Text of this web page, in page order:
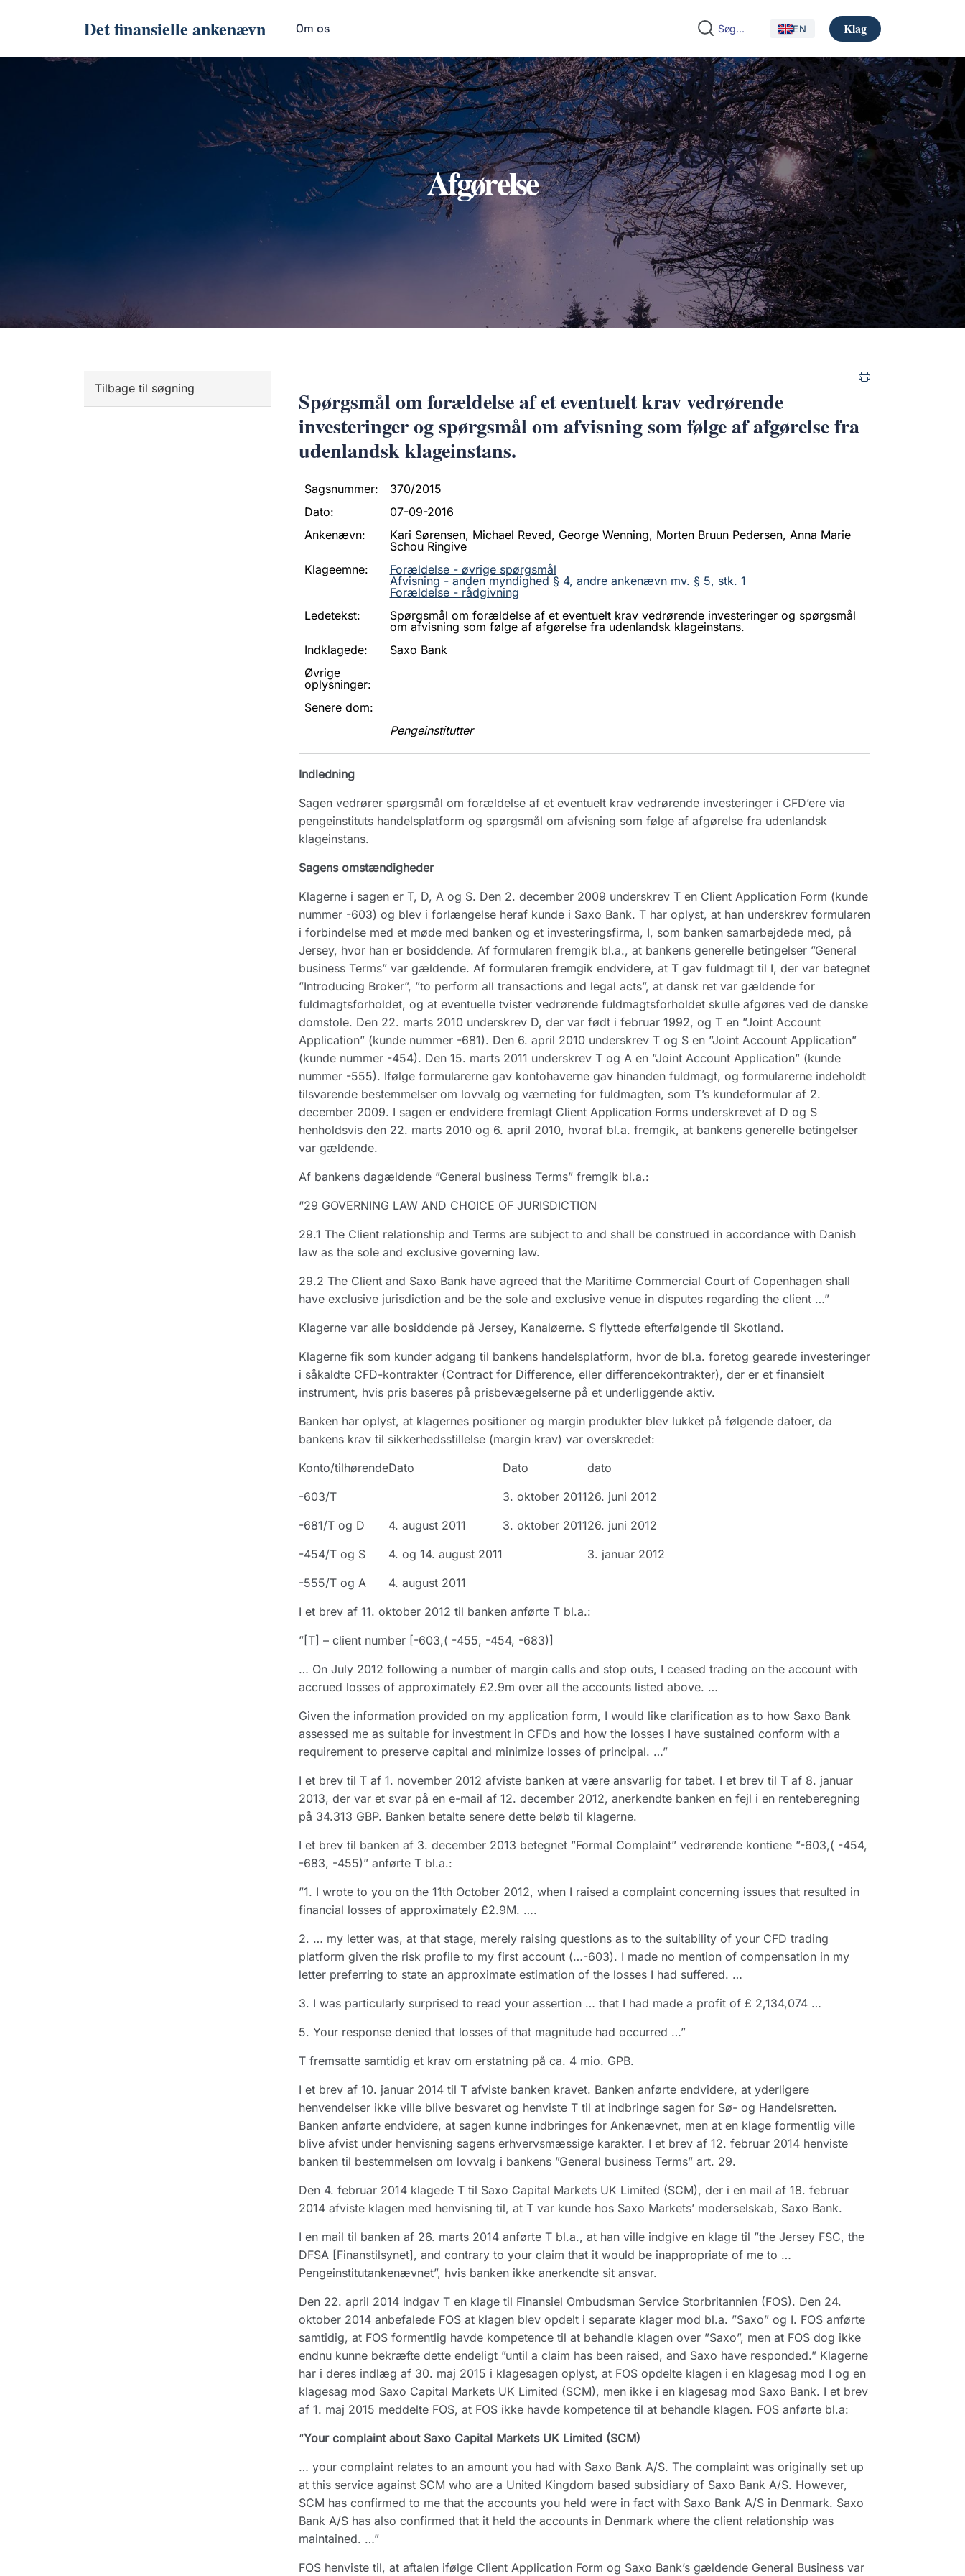
Det finansielle ankenævn Om os EN Klag
Afgørelse
Tilbage til søgning
Spørgsmål om forældelse af et eventuelt krav vedrørende
investeringer og spørgsmål om afvisning som følge af afgørelse fra
udenlandsk klageinstans.
Sagsnummer:
370/2015
Dato:
07-09-2016
Ankenævn:
Kari Sørensen, Michael Reved, George Wenning, Morten Bruun Pedersen, Anna Marie
Schou Ringive
Klageemne:
Forældelse - øvrige spørgsmål
Afvisning - anden myndighed § 4, andre ankenævn mv. § 5, stk. 1
Forældelse - rådgivning
Ledetekst:
Spørgsmål om forældelse af et eventuelt krav vedrørende investeringer og spørgsmål
om afvisning som følge af afgørelse fra udenlandsk klageinstans.
Indklagede:
Saxo Bank
Øvrige
oplysninger:
Senere dom:
Pengeinstitutter
Indledning
Sagen vedrører spørgsmål om forældelse af et eventuelt krav vedrørende investeringer i CFD’ere via
pengeinstituts handelsplatform og spørgsmål om afvisning som følge af afgørelse fra udenlandsk
klageinstans.
Sagens omstændigheder
Klagerne i sagen er T, D, A og S. Den 2. december 2009 underskrev T en Client Application Form (kunde
nummer -603) og blev i forlængelse heraf kunde i Saxo Bank. T har oplyst, at han underskrev formularen
i forbindelse med et møde med banken og et investeringsfirma, I, som banken samarbejdede med, på
Jersey, hvor han er bosiddende. Af formularen fremgik bl.a., at bankens generelle betingelser ”General
business Terms” var gældende. Af formularen fremgik endvidere, at T gav fuldmagt til I, der var betegnet
”Introducing Broker”, ”to perform all transactions and legal acts”, at dansk ret var gældende for
fuldmagtsforholdet, og at eventuelle tvister vedrørende fuldmagtsforholdet skulle afgøres ved de danske
domstole. Den 22. marts 2010 underskrev D, der var født i februar 1992, og T en ”Joint Account
Application” (kunde nummer -681). Den 6. april 2010 underskrev T og S en ”Joint Account Application”
(kunde nummer -454). Den 15. marts 2011 underskrev T og A en ”Joint Account Application” (kunde
nummer -555). Ifølge formularerne gav kontohaverne gav hinanden fuldmagt, og formularerne indeholdt
tilsvarende bestemmelser om lovvalg og værneting for fuldmagten, som T’s kundeformular af 2.
december 2009. I sagen er endvidere fremlagt Client Application Forms underskrevet af D og S
henholdsvis den 22. marts 2010 og 6. april 2010, hvoraf bl.a. fremgik, at bankens generelle betingelser
var gældende.
Af bankens dagældende ”General business Terms” fremgik bl.a.:
“29 GOVERNING LAW AND CHOICE OF JURISDICTION
29.1 The Client relationship and Terms are subject to and shall be construed in accordance with Danish
law as the sole and exclusive governing law.
29.2 The Client and Saxo Bank have agreed that the Maritime Commercial Court of Copenhagen shall
have exclusive jurisdiction and be the sole and exclusive venue in disputes regarding the client …”
Klagerne var alle bosiddende på Jersey, Kanaløerne. S flyttede efterfølgende til Skotland.
Klagerne fik som kunder adgang til bankens handelsplatform, hvor de bl.a. foretog gearede investeringer
i såkaldte CFD-kontrakter (Contract for Difference, eller differencekontrakter), der er et finansielt
instrument, hvis pris baseres på prisbevægelserne på et underliggende aktiv.
Banken har oplyst, at klagernes positioner og margin produkter blev lukket på følgende datoer, da
bankens krav til sikkerhedsstillelse (margin krav) var overskredet:
Konto/tilhørendeDato Dato
dato
-603/T
3. oktober 201126. juni 2012
-681/T og D
4. august 2011 3. oktober 201126. juni 2012
-454/T og S
4. og 14. august 2011
3. januar 2012
-555/T og A
4. august 2011
I et brev af 11. oktober 2012 til banken anførte T bl.a.:
”[T] – client number [-603,( -455, -454, -683)]
… On July 2012 following a number of margin calls and stop outs, I ceased trading on the account with
accrued losses of approximately £2.9m over all the accounts listed above. …
Given the information provided on my application form, I would like clarification as to how Saxo Bank
assessed me as suitable for investment in CFDs and how the losses I have sustained conform with a
requirement to preserve capital and minimize losses of principal. …”
I et brev til T af 1. november 2012 afviste banken at være ansvarlig for tabet. I et brev til T af 8. januar
2013, der var et svar på en e-mail af 12. december 2012, anerkendte banken en fejl i en renteberegning
på 34.313 GBP. Banken betalte senere dette beløb til klagerne.
I et brev til banken af 3. december 2013 betegnet ”Formal Complaint” vedrørende kontiene ”-603,( -454,
-683, -455)” anførte T bl.a.:
”1. I wrote to you on the 11th October 2012, when I raised a complaint concerning issues that resulted in
financial losses of approximately £2.9M. ….
2. … my letter was, at that stage, merely raising questions as to the suitability of your CFD trading
platform given the risk profile to my first account (…-603). I made no mention of compensation in my
letter preferring to state an approximate estimation of the losses I had suffered. …
3. I was particularly surprised to read your assertion … that I had made a profit of £ 2,134,074 …
5. Your response denied that losses of that magnitude had occurred …”
T fremsatte samtidig et krav om erstatning på ca. 4 mio. GPB.
I et brev af 10. januar 2014 til T afviste banken kravet. Banken anførte endvidere, at yderligere
henvendelser ikke ville blive besvaret og henviste T til at indbringe sagen for Sø- og Handelsretten.
Banken anførte endvidere, at sagen kunne indbringes for Ankenævnet, men at en klage formentlig ville
blive afvist under henvisning sagens erhvervsmæssige karakter. I et brev af 12. februar 2014 henviste
banken til bestemmelsen om lovvalg i bankens ”General business Terms” art. 29.
Den 4. februar 2014 klagede T til Saxo Capital Markets UK Limited (SCM), der i en mail af 18. februar
2014 afviste klagen med henvisning til, at T var kunde hos Saxo Markets’ moderselskab, Saxo Bank.
I en mail til banken af 26. marts 2014 anførte T bl.a., at han ville indgive en klage til ”the Jersey FSC, the
DFSA [Finanstilsynet], and contrary to your claim that it would be inappropriate of me to …
Pengeinstitutankenævnet”, hvis banken ikke anerkendte sit ansvar.
Den 22. april 2014 indgav T en klage til Finansiel Ombudsman Service Storbritannien (FOS). Den 24.
oktober 2014 anbefalede FOS at klagen blev opdelt i separate klager mod bl.a. ”Saxo” og I. FOS anførte
samtidig, at FOS formentlig havde kompetence til at behandle klagen over ”Saxo”, men at FOS dog ikke
endnu kunne bekræfte dette endeligt ”until a claim has been raised, and Saxo have responded.” Klagerne
har i deres indlæg af 30. maj 2015 i klagesagen oplyst, at FOS opdelte klagen i en klagesag mod I og en
klagesag mod Saxo Capital Markets UK Limited (SCM), men ikke i en klagesag mod Saxo Bank. I et brev
af 1. maj 2015 meddelte FOS, at FOS ikke havde kompetence til at behandle klagen. FOS anførte bl.a:
“Your complaint about Saxo Capital Markets UK Limited (SCM)
… your complaint relates to an amount you had with Saxo Bank A/S. The complaint was originally set up
at this service against SCM who are a United Kingdom based subsidiary of Saxo Bank A/S. However,
SCM has confirmed to me that the accounts you held were in fact with Saxo Bank A/S in Denmark. Saxo
Bank A/S has also confirmed that it held the accounts in Denmark where the client relationship was
maintained. …”
FOS henviste til, at aftalen ifølge Client Application Form og Saxo Bank’s gældende General Business var